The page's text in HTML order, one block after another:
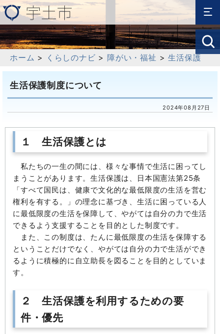
ホーム > くらしのナビ > 障がい・福祉 >生活保護
生活保護制度について
2024年08月27日
１ 生活保護とは
私たちの一生の間には、様々な事情で生活に困ってし
まうことがあります。生活保護は、日本国憲法第25条
「すべて国民は、健康で文化的な最低限度の生活を営む
権利を有する。」の理念に基づき、生活に困っている人
に最低限度の生活を保障して、やがては自分の力で生活
できるよう支援することを目的とした制度です。
また、この制度は、たんに最低限度の生活を保障する
ということだけでなく、やがては自分の力で生活ができ
るように積極的に自立助長を図ることを目的としていま
す。
２ 生活保護を利用するための要
件・優先